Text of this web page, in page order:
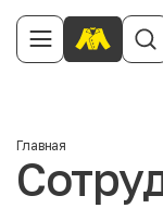
Главная